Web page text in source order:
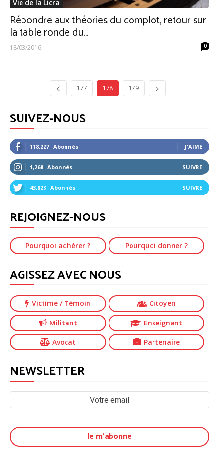
Vie de la Licra
Répondre aux théories du complot, retour sur
la table ronde du...
18/03/2016 0
177 178 179
SUIVEZ-NOUS
118,227 Abonnés J'AIME
1,268 Abonnés SUIVRE
43,828 Abonnés SUIVRE
REJOIGNEZ-NOUS
Pourquoi adhérer ? Pourquoi donner ?
AGISSEZ AVEC NOUS
Victime/ Témoin Citoyen
Militant Enseignant
Avocat Partenaire
NEWSLETTER